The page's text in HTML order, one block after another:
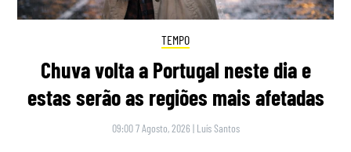
TEMPO
Chuva volta a Portugal neste dia e
estas serão as regiões mais afetadas
09:00 7 Agosto, 2026 | Luís Santos